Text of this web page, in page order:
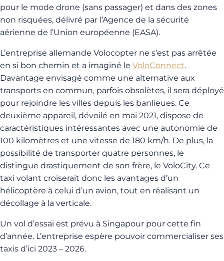
pour le mode drone (sans passager) et dans des zones
non risquées, délivré par l’Agence de la sécurité
aérienne de l’Union européenne (EASA).
L’entreprise allemande Volocopter ne s’est pas arrêtée
en si bon chemin et a imaginé le VoloConnect.
Davantage envisagé comme une alternative aux
transports en commun, parfois obsolètes, il sera déployé
pour rejoindre les villes depuis les banlieues. Ce
deuxième appareil, dévoilé en mai 2021, dispose de
caractéristiques intéressantes avec une autonomie de
100 kilomètres et une vitesse de 180 km/h. De plus, la
possibilité de transporter quatre personnes, le
distingue drastiquement de son frère, le VoloCity. Ce
taxi volant croiserait donc les avantages d’un
hélicoptère à celui d’un avion, tout en réalisant un
décollage à la verticale.
Un vol d’essai est prévu à Singapour pour cette fin
d’année. L’entreprise espère pouvoir commercialiser ses
taxis d’ici 2023 – 2026.